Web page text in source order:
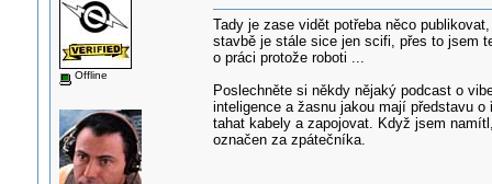
Offline
Tady je zase vidět potřeba něco
stavbě je stále sice jen scifi, přes to jsem
o práci protože roboti ...
Poslechněte si někdy nějaký podcast o
inteligence a žasnu jakou mají představu
tahat kabely a zapojovat. Když jsem
označen za zpátečníka.